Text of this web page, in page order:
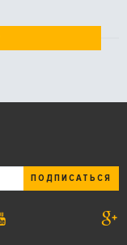
ПОДПИСАТЬСЯ